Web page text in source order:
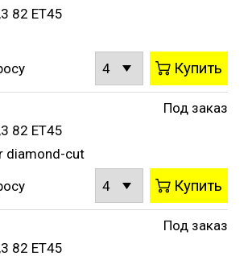
82 ET45
Купить
82 ET45
diamond-cut
Под заказ
Купить
82 ET45
Под заказ